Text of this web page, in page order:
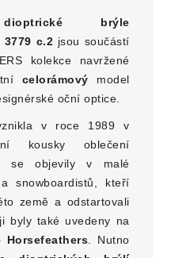
brýle
3779 c.2 jsou součástí
kolekce navržené
celorámový model
oční optice.
v roce 1989 v
kousky oblečení
se objevily v malé
snowboardistů, kteří
země a odstartovali
byly také uvedeny na
. Nutno